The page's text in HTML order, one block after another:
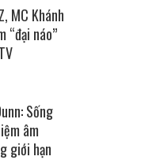
MC Khánh
“đại náo”
Sống
âm
giới hạn